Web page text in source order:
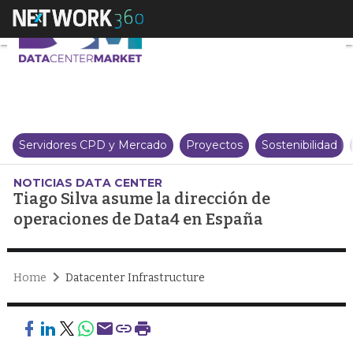
Tiago Silva asume la dirección
Servidores CPD y Mercado Proyectos Sostenibilidad
NOTICIAS DATA CENTER
Tiago Silva asume la dirección de
operaciones de Data4 en España
Home Datacenter Infrastructure